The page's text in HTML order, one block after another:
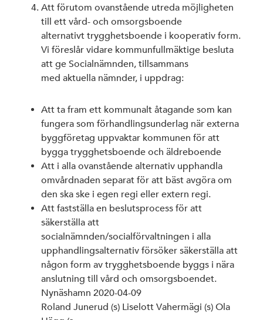
Att förutom ovanstående utreda möjligheten
till ett vård- och omsorgsboende
alternativt trygghetsboende i kooperativ form.
Vi föreslår vidare kommunfullmäktige besluta
att ge Socialnämnden, tillsammans
med aktuella nämnder, i uppdrag:
Att ta fram ett kommunalt åtagande som kan
fungera som förhandlingsunderlag när externa
byggföretag uppvaktar kommunen för att
bygga trygghetsboende och äldreboende
Att i alla ovanstående alternativ upphandla
omvårdnaden separat för att bäst avgöra om
den ska ske i egen regi eller extern regi.
Att fastställa en beslutsprocess för att
säkerställa att
socialnämnden/socialförvaltningen i alla
upphandlingsalternativ försöker säkerställa att
någon form av trygghetsboende byggs i nära
anslutning till vård och omsorgsboendet.
Nynäshamn 2020-04-09
Roland Junerud (s) Liselott Vahermägi (s) Ola